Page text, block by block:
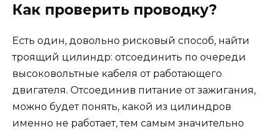
Как проверить проводку?
Есть один, довольно рисковый способ, найти
троящий цилиндр: отсоединить по очереди
высоковольтные кабеля от работающего
двигателя. Отсоединив питание от зажигания,
можно будет понять, какой из цилиндров
именно не работает, тем самым значительно